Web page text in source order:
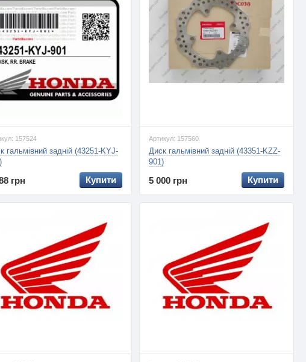
157524
гальмівний задній (43251-KYJ-
грн Купити
Артикул: 157560
Диск гальмівний задній (43351-KZZ-
901)
5 000 грн Купити